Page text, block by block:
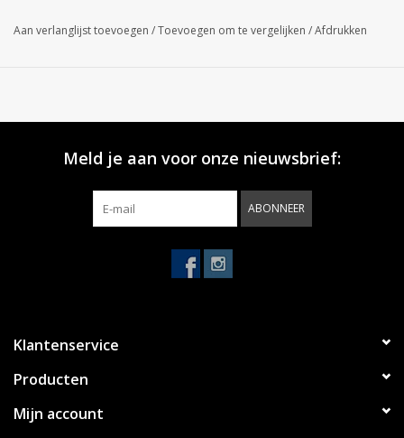
Aan verlanglijst toevoegen /Toevoegen om te vergelijken /Afdrukken
Meld je aan voor onze nieuwsbrief:
ABONNEER
Klantenservice
Producten
Mijn account